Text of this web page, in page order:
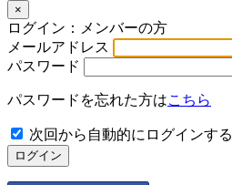
×
ログイン：メンバーの方
メールアドレス
パスワード
パスワードを忘れた方はこちら
次回から自動的にログインする